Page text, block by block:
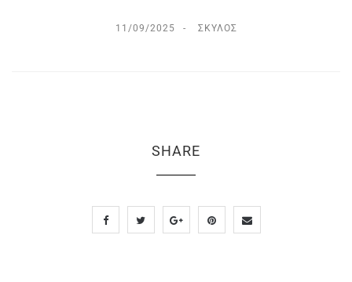
11/09/2025 ΣΚΎΛΟΣ
SHARE